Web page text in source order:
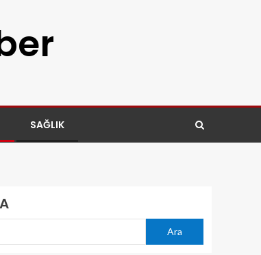
SAĞLIK
Ara